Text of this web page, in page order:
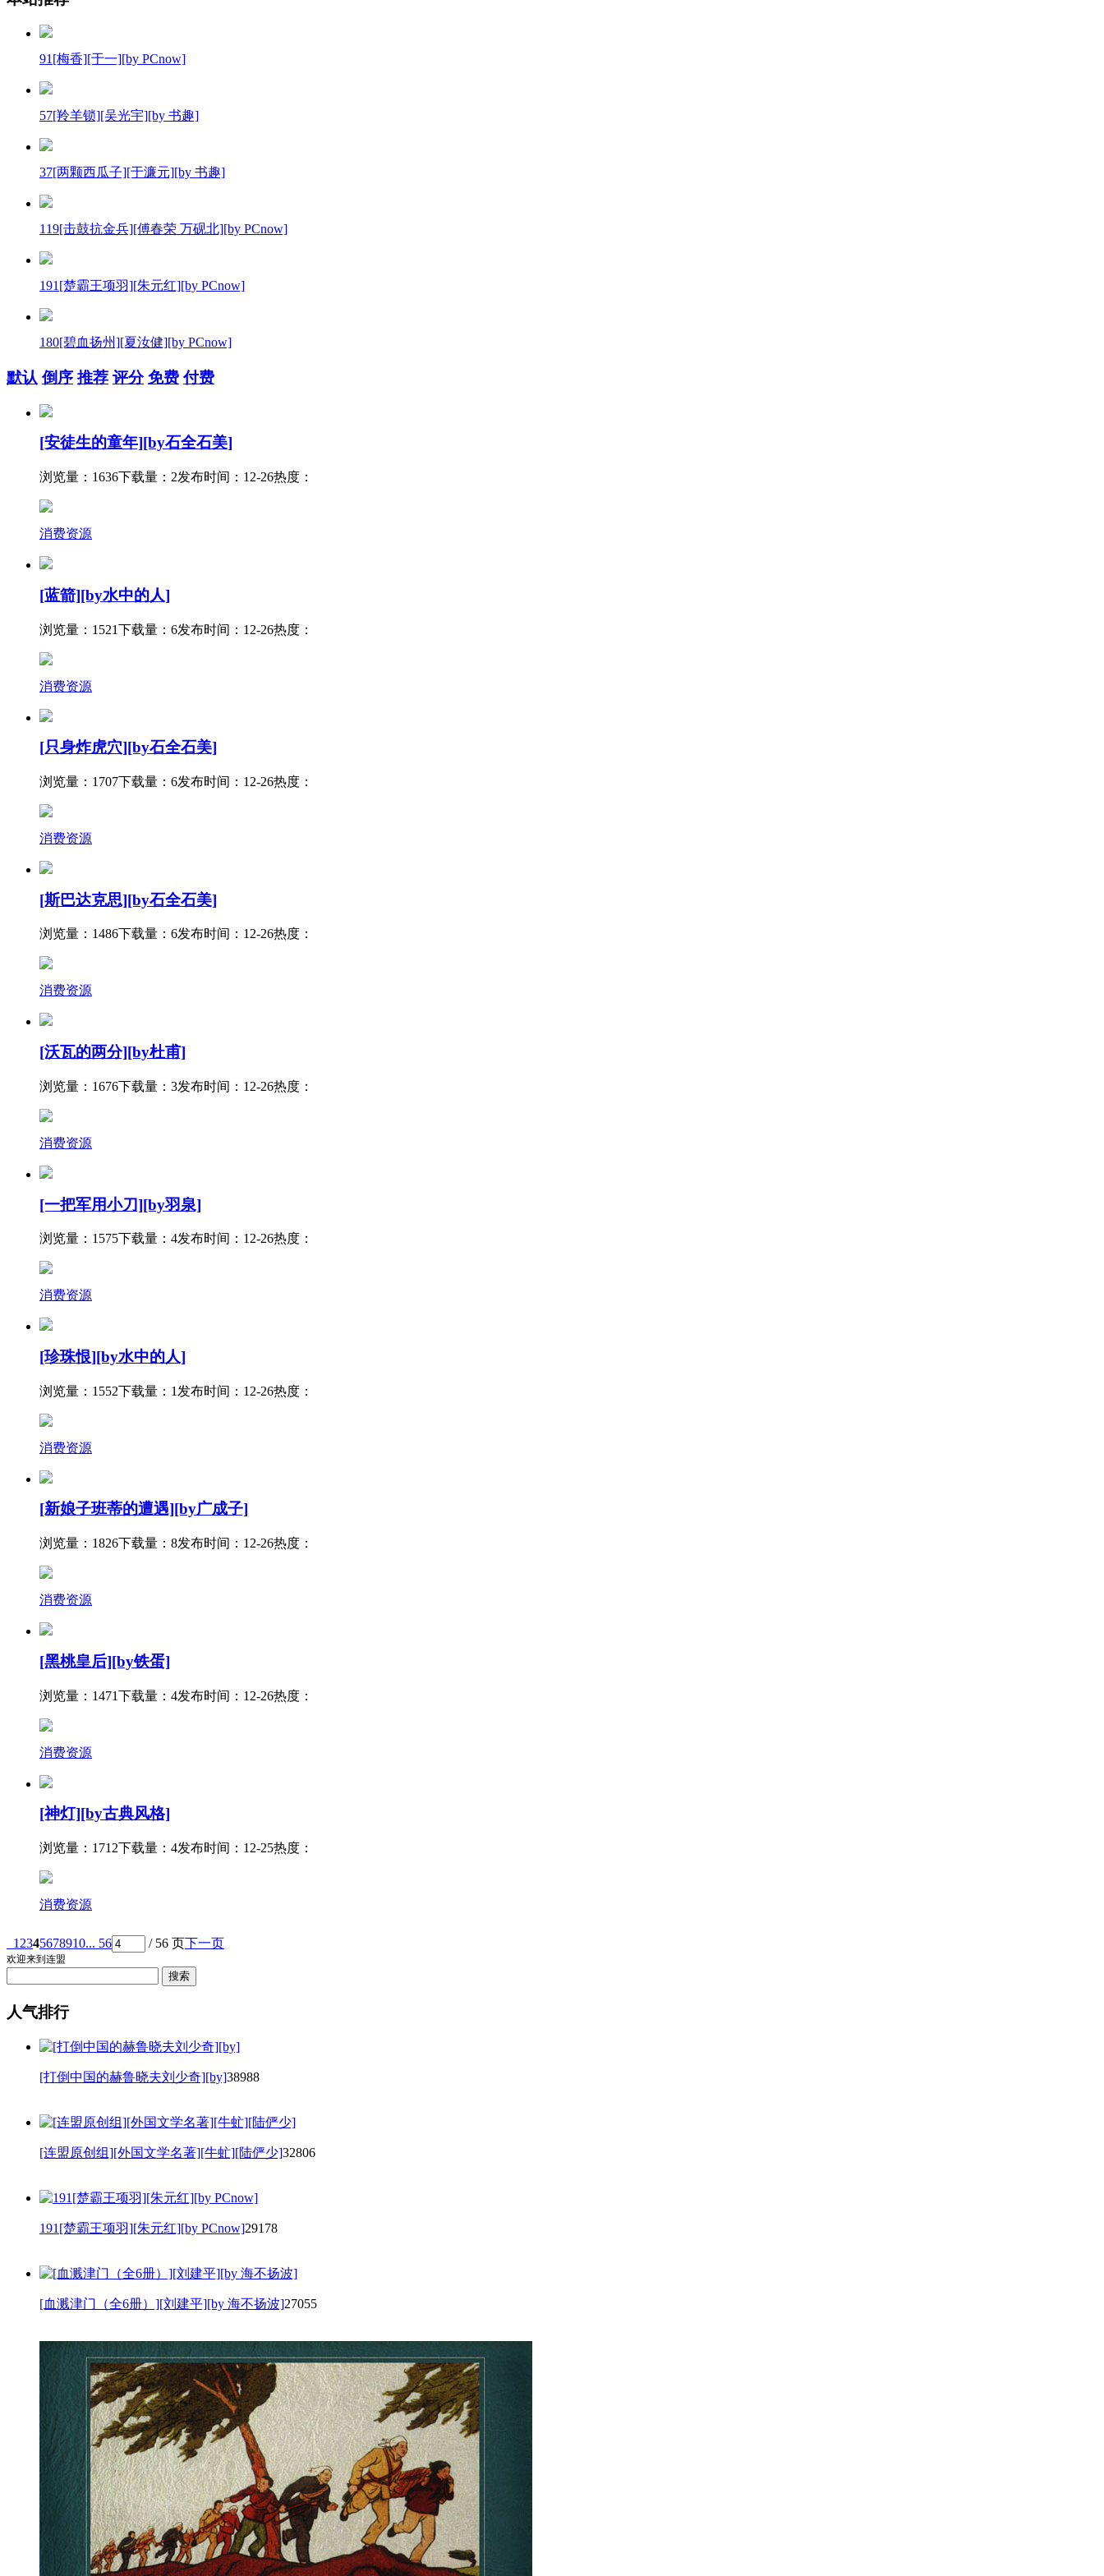
91[梅香][于一][by PCnow]
57[羚羊锁][吴光宇][by 书趣]
37[两颗西瓜子][于濂元][by 书趣]
119[击鼓抗金兵][傅春荣 万砚北][by PCnow]
191[楚霸王项羽][朱元红][by PCnow]
180[碧血扬州][夏汝健][by PCnow]
默认 倒序 推荐 评分 免费 付费
[安徒生的童年][by石全石美]
浏览量：1636下载量：2发布时间：12-26热度：
消费资源
[蓝箭][by水中的人]
浏览量：1521下载量：6发布时间：12-26热度：
消费资源
[只身炸虎穴][by石全石美]
浏览量：1707下载量：6发布时间：12-26热度：
消费资源
[斯巴达克思][by石全石美]
浏览量：1486下载量：6发布时间：12-26热度：
消费资源
[沃瓦的两分][by杜甫]
浏览量：1676下载量：3发布时间：12-26热度：
消费资源
[一把军用小刀][by羽泉]
浏览量：1575下载量：4发布时间：12-26热度：
消费资源
[珍珠恨][by水中的人]
浏览量：1552下载量：1 发布时间：12-26热度：
消费资源
[新娘子班蒂的遭遇][by广成子]
浏览量：1826下载量：8发布时间：12-26热度：
消费资源
[黑桃皇后][by铁蛋]
浏览量：1471下载量：4发布时间：12-26热度：
消费资源
[神灯][by古典风格]
浏览量：1712下载量：4发布时间：12-25热度：
消费资源
1 2345678910... 56 / 56 页下一页
欢迎来到连盟
人气排行
[打倒中国的赫鲁晓夫刘少奇][by]38988
[连盟原创组][外国文学名著][牛虻][陆俨少]32806
191[楚霸王项羽][朱元红][by PCnow]29178
[血溅津门（全6册）][刘建平][by 海不扬波]27055